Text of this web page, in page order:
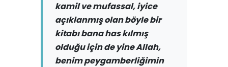
kamil ve mufassal, iyice
açıklanmış olan böyle bir
kitabı bana has kılmış
olduğu için de yine Allah,
benim peygamberliğimin